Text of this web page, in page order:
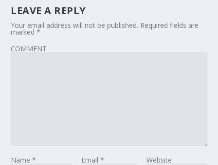
LEAVE A REPLY
Your email address will not be published. Required fields are
marked*
COMMENT
Name* Email * Website